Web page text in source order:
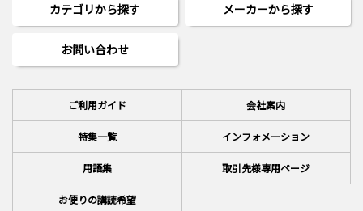
カテゴリから探す メーカーから探す
お問い合わせ
ご利用ガイド 会社案内
特集一覧 インフォメーション
用語集 取引先様専用ページ
お便りの講読希望